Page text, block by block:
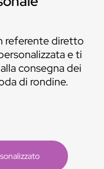
referente diretto
e ti
consegna dei
di rondine.